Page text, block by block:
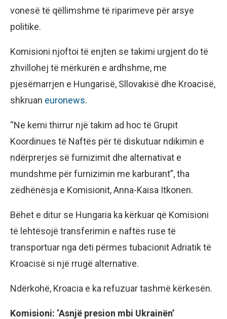
vonesë të qëllimshme të riparimeve për arsye
politike.
Komisioni njoftoi të enjten se takimi urgjent do të
zhvillohej të mërkurën e ardhshme, me
pjesëmarrjen e Hungarisë, Sllovakisë dhe Kroacisë,
shkruan euronews.
“Ne kemi thirrur një takim ad hoc të Grupit
Koordinues të Naftës për të diskutuar ndikimin e
ndërprerjes së furnizimit dhe alternativat e
mundshme për furnizimin me karburant”, tha
zëdhënësja e Komisionit, Anna-Kaisa Itkonen.
Bëhet e ditur se Hungaria ka kërkuar që Komisioni
të lehtësojë transferimin e naftës ruse të
transportuar nga deti përmes tubacionit Adriatik të
Kroacisë si një rrugë alternative.
Ndërkohë, Kroacia e ka refuzuar tashmë kërkesën.
Komisioni: ‘Asnjë presion mbi Ukrainën’